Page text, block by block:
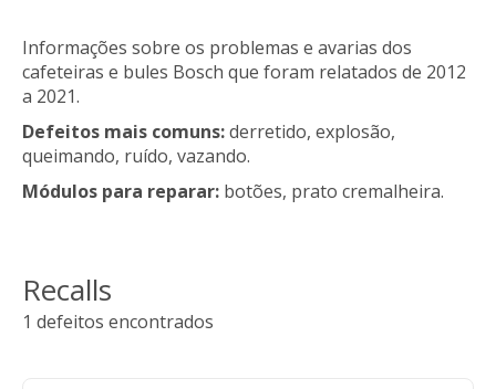
Informações sobre os problemas e avarias dos
cafeteiras e bules Bosch que foram relatados de 2012
a 2021.
Defeitos mais comuns:derretido, explosão,
queimando, ruído, vazando.
Módulos para reparar: botões, prato cremalheira.
Recalls
1 defeitos encontrados